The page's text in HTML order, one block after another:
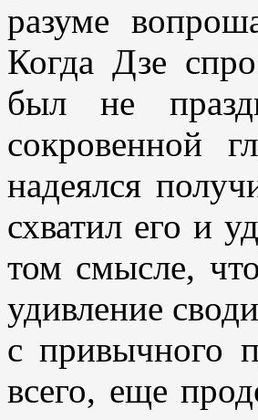
разуме
Когда Дзе
был не
сокровенной
надеялся
схватил его и
том смысле,
удивление
с привычного
всего, еще